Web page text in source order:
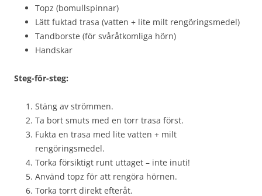
Topz (bomullspinnar)
Lätt fuktad trasa (vatten + lite milt rengöringsmedel)
Tandborste (för svåråtkomliga hörn)
Handskar
Steg-för-steg:
Stäng av strömmen.
Ta bort smuts med en torr trasa först.
Fukta en trasa med lite vatten + milt
rengöringsmedel.
Torka försiktigt runt uttaget – inte inuti!
Använd topz för att rengöra hörnen.
Torka torrt direkt efteråt.